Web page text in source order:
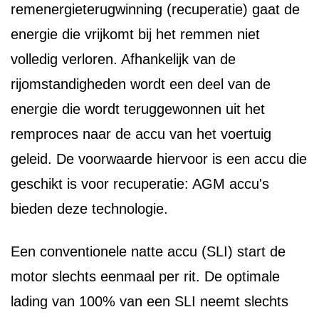
remenergieterugwinning (recuperatie) gaat de
energie die vrijkomt bij het remmen niet
volledig verloren. Afhankelijk van de
rijomstandigheden wordt een deel van de
energie die wordt teruggewonnen uit het
remproces naar de accu van het voertuig
geleid. De voorwaarde hiervoor is een accu die
geschikt is voor recuperatie: AGM accu's
bieden deze technologie.
Een conventionele natte accu (SLI) start de
motor slechts eenmaal per rit. De optimale
lading van 100% van een SLI neemt slechts